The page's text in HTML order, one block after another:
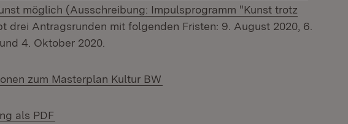
möglich (Ausschreibung: Impulsprogramm "Kunst trotz
drei Antragsrunden mit folgenden Fristen: 9. August 2020, 6.
4. Oktober 2020.
zum Masterplan Kultur BW
als PDF